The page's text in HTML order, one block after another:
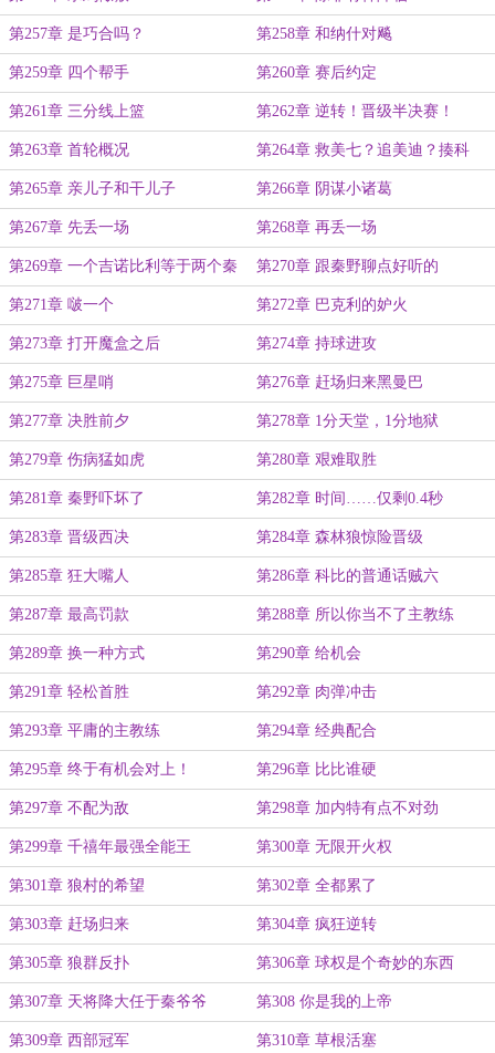
第257章 是巧合吗？ 第258章 和纳什对飚
第259章 四个帮手 第260章 赛后约定
第261章 三分线上篮 第262章 逆转！晋级半决赛！
第263章 首轮概况 第264章 救美七？追美迪？揍科
比？
第265章 亲儿子和干儿子 第266章 阴谋小诸葛
第267章 先丢一场 第268章 再丢一场
第269章 一个吉诺比利等于两个秦
野
第270章 跟秦野聊点好听的
第271章 啵一个 第272章 巴克利的妒火
第273章 打开魔盒之后 第274章 持球进攻
第275章 巨星哨 第276章 赶场归来黑曼巴
第277章 决胜前夕 第278章 1分天堂，1分地狱
第279章 伤病猛如虎 第280章 艰难取胜
第281章 秦野吓坏了 第282章 时间……仅剩0.4秒
第283章 晋级西决 第284章 森林狼惊险晋级
第285章 狂大嘴人 第286章 科比的普通话贼六
第287章 最高罚款 第288章 所以你当不了主教练
第289章 换一种方式 第290章 给机会
第291章 轻松首胜 第292章 肉弹冲击
第293章 平庸的主教练 第294章 经典配合
第295章 终于有机会对上！ 第296章 比比谁硬
第297章 不配为敌 第298章 加内特有点不对劲
第299章 千禧年最强全能王 第300章 无限开火权
第301章 狼村的希望 第302章 全都累了
第303章 赶场归来 第304章 疯狂逆转
第305章 狼群反扑 第306章 球权是个奇妙的东西
第307章 天将降大任于秦爷爷 第308 你是我的上帝
第309章 西部冠军 第310章 草根活塞